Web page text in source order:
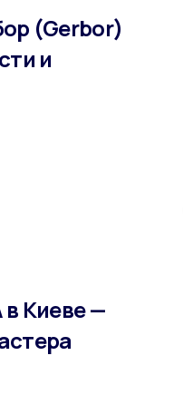
(Gerbor)
и
в Киеве —